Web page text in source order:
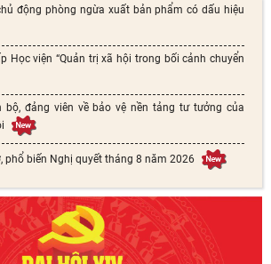
động phòng ngừa xuất bản phẩm có dấu hiệu
Học viện “Quản trị xã hội trong bối cảnh chuyển
bộ, đảng viên về bảo vệ nền tảng tư tưởng của
phổ biến Nghị quyết tháng 8 năm 2026